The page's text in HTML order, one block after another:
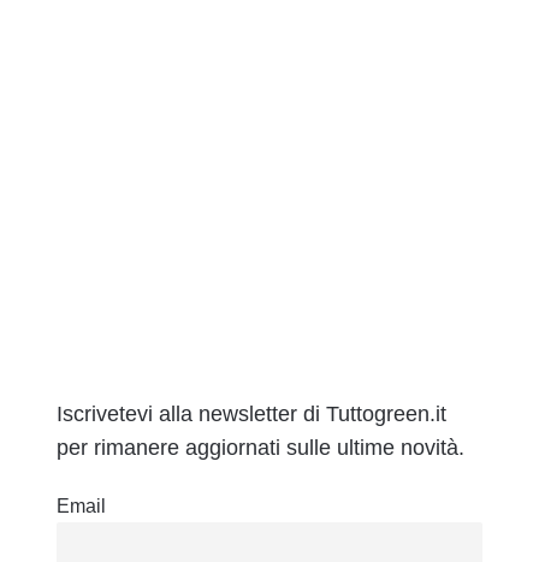
Iscrivetevi alla newsletter di Tuttogreen.it
per rimanere aggiornati sulle ultime novità.
Email